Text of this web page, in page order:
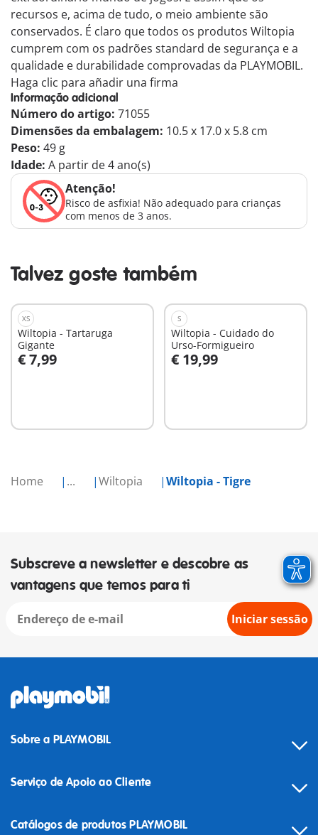
Home ... Wiltopia Wiltopia - Tigre
recursos e, acima de tudo, o meio ambiente são
conservados. É claro que todos os produtos Wiltopia
cumprem com os padrões standard de segurança e a
qualidade e durabilidade comprovadas da PLAYMOBIL.
Haga clic para añadir una firma
Informação adicional
Número do artigo: 71055
Dimensões da embalagem: 10.5 x 17.0 x 5.8 cm
Peso: 49 g
Idade: A partir de 4 ano(s)
Atenção!
Risco de asfixia! Não adequado para crianças
com menos de 3 anos.
Talvez goste também
XS
Wiltopia - Tartaruga
Gigante
€ 7,99
Ao carrinho
S
Wiltopia - Cuidado do
Urso-Formigueiro
€ 19,99
Ao carrinho
Subscreve a newsletter e descobre as
vantagens que temos para ti
Iniciar sessão
Sobre a PLAYMOBIL
Serviço de Apoio ao Cliente
Catálogos de produtos PLAYMOBIL